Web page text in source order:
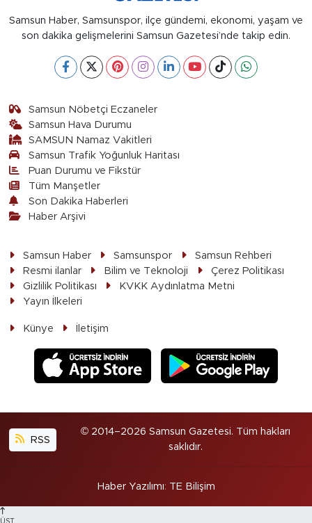
Samsun Haber, Samsunspor, ilçe gündemi, ekonomi, yaşam ve
son dakika gelişmelerini Samsun Gazetesi’nde takip edin.
Samsun Nöbetçi Eczaneler
Samsun Hava Durumu
SAMSUN Namaz Vakitleri
Samsun Trafik Yoğunluk Haritası
Puan Durumu ve Fikstür
Tüm Manşetler
Son Dakika Haberleri
Haber Arşivi
Samsun Haber Samsunspor
Samsun Rehberi
Resmi ilanlar
Bilim ve Teknoloji
Çerez Politikası
Gizlilik Politikası
KVKK Aydınlatma Metni
Yayın İlkeleri
Künye İletişim
RSS
© 2014–2026 Samsun Gazetesi. Tüm hakları
saklıdır.
Haber Yazılımı: TE Bilişim